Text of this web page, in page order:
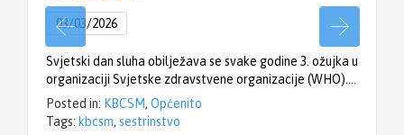
03/03/2026
Svjetski dan sluha obilježava se svake godine 3. ožujka u
organizaciji Svjetske zdravstvene organizacije (WHO)….
Posted in: KBCSM, Općenito
Tags: kbcsm, sestrinstvo